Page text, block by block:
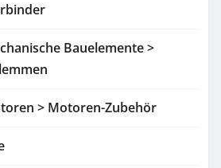
Bauelemente >
> Motoren-Zubehör